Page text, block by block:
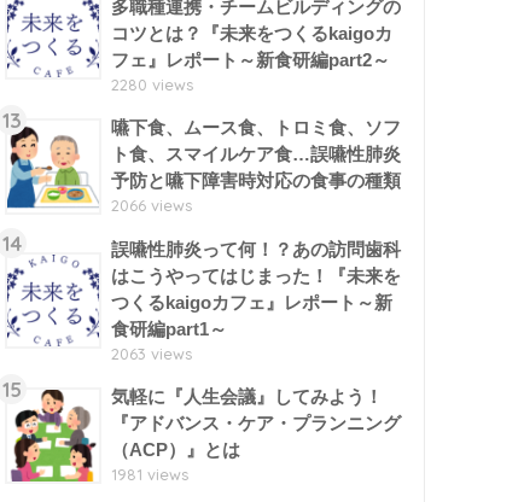
多職種連携・チームビルディングの
コツとは？『未来をつくるkaigoカ
フェ』レポート～新食研編part2～
2280 views
13
嚥下食、ムース食、トロミ食、ソフ
ト食、スマイルケア食…誤嚥性肺炎
予防と嚥下障害時対応の食事の種類
2066 views
14
誤嚥性肺炎って何！？あの訪問歯科
はこうやってはじまった！『未来を
つくるkaigoカフェ』レポート～新
食研編part1～
2063 views
15
気軽に『人生会議』してみよう！
『アドバンス・ケア・プランニング
（ACP）』とは
1981 views